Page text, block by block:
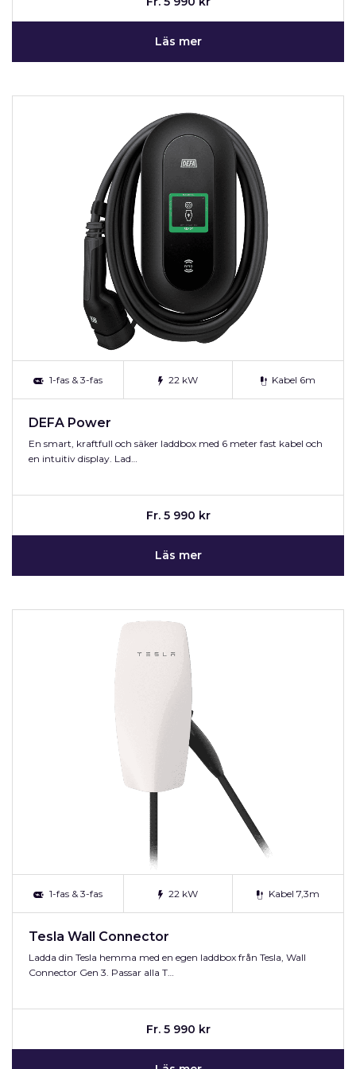
Läs mer
1-fas & 3-fas 22 kW Kabel 6m
DEFA Power
En smart, kraftfull och säker laddbox med 6 meter fast kabel och
en intuitiv display. Lad…
Fr. 5 990 kr
Läs mer
1-fas & 3-fas 22 kW Kabel 7,3m
Tesla Wall Connector
Ladda din Tesla hemma med en egen laddbox från Tesla, Wall
Connector Gen 3. Passar alla T…
Fr. 5 990 kr